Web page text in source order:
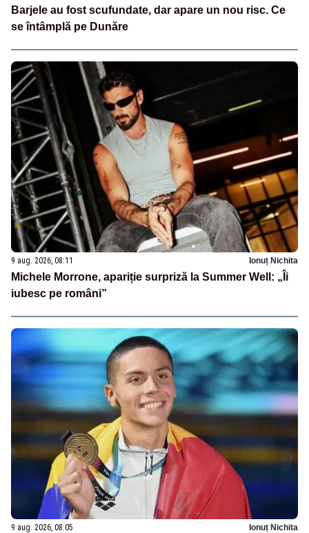
Barjele au fost scufundate, dar apare un nou risc. Ce
se întâmplă pe Dunăre
9 aug. 2026, 08:11 Ionuț Nichita
Michele Morrone, apariție surpriză la Summer Well: „Îi
iubesc pe români”
9 aug. 2026, 08:05 Ionuț Nichita